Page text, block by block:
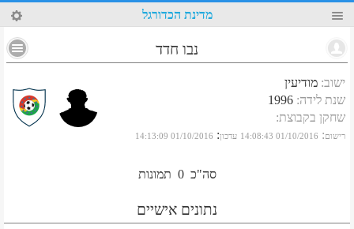
87 מדינת הכדורגל
נבו חדד
ישוב: מודיעין
שנת לידה:
1996
שחקן בקבוצת:
רישום:
01/10/2016 14:08:43 עדכון:
01/10/2016 14:13:09
סה"כ 0 תמונות
נתונים אישיים